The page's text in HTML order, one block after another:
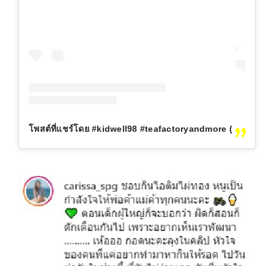
โพสต์ที่แชร์โดย #kidwell98 #teafactoryandmore (@carissa_spg)